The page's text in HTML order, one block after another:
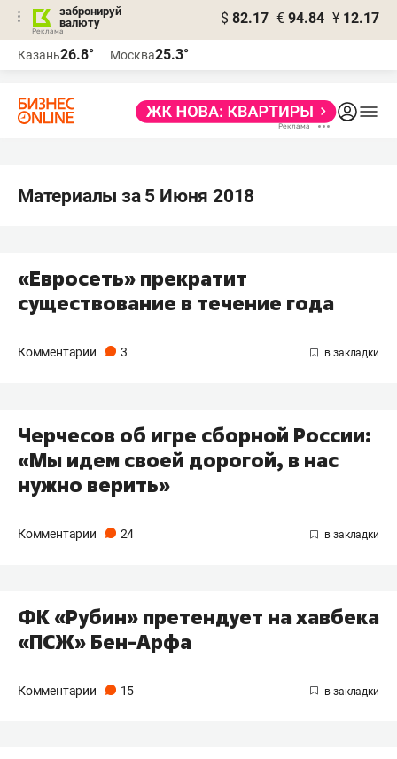
забронируй
валюту
$ 82.17 € 94.84 ¥ 12.17
Казань26.8° Москва25.3°
Материалы за 5 Июня 2018
«Евросеть» прекратит
существование в течение года
Комментарии 3
Черчесов об игре сборной России:
«Мы идем своей дорогой, в нас
нужно верить»
Комментарии 24
ФК «Рубин» претендует на хавбека
«ПСЖ» Бен-Арфа
Комментарии 15